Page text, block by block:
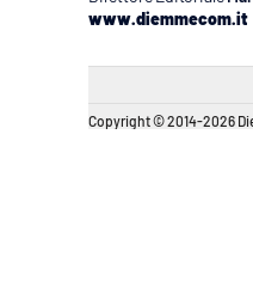
www.diemmecom.it
Copyright © 2014-2026